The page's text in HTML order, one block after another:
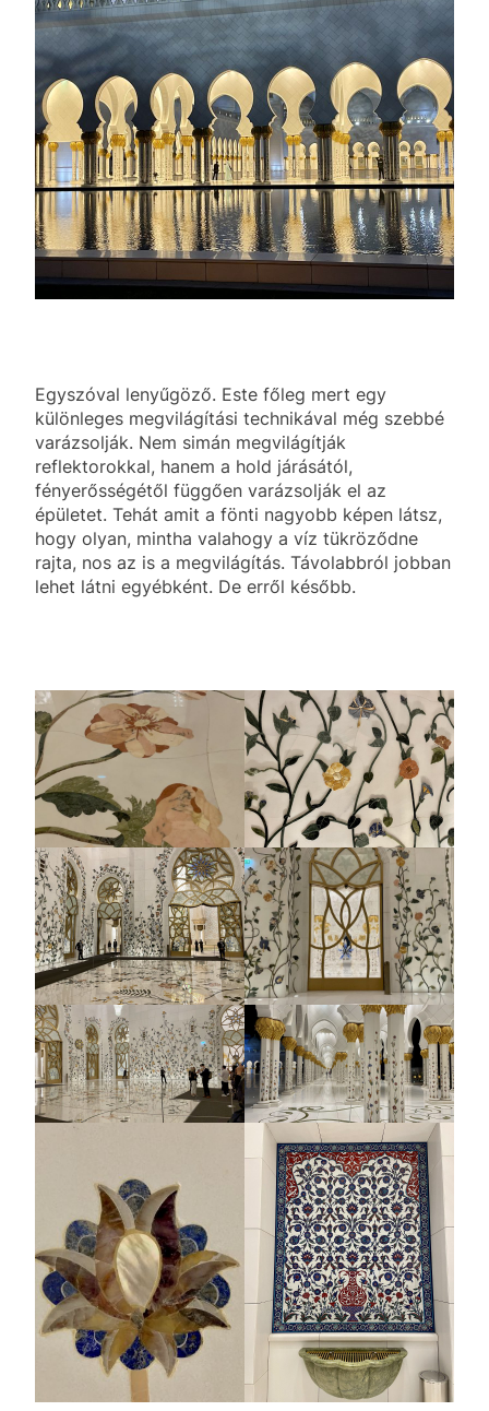
Egyszóval lenyűgöző. Este főleg mert egy
különleges megvilágítási technikával még szebbé
varázsolják. Nem simán megvilágítják
reflektorokkal, hanem a hold járásától,
fényerősségétől függően varázsolják el az
épületet. Tehát amit a fönti nagyobb képen látsz,
hogy olyan, mintha valahogy a víz tükröződne
rajta, nos az is a megvilágítás. Távolabbról jobban
lehet látni egyébként. De erről később.